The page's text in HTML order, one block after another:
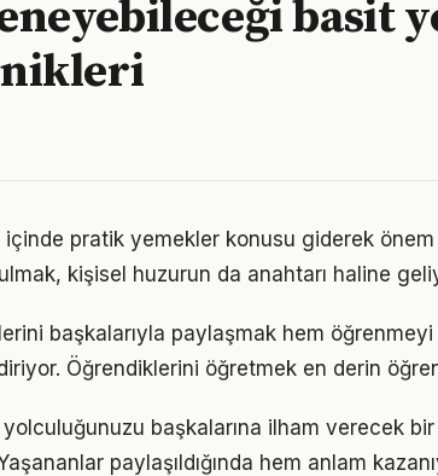
basit
pratik yemekler konusu giderek önem
kişisel huzurun da anahtarı haline
başkalarıyla paylaşmak hem
Öğrendiklerini öğretmek en derin
başkalarına ilham verecek
paylaşıldığında hem anlam